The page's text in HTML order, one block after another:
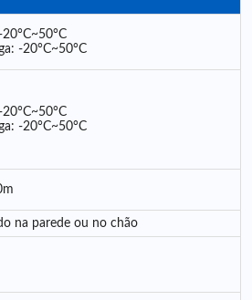
-20°C~50°C
-20°C~50°C
na parede ou no chão